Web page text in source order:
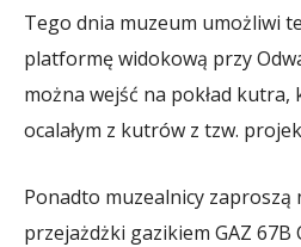
Tego dnia muzeum umożliwi
platformę widokową przy
można wejść na pokład
ocalałym z kutrów z tzw.
Ponadto muzealnicy zaproszą
przejażdżki gazikiem GAZ 67B